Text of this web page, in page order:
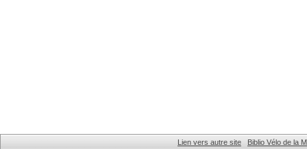
Lien vers autre site Biblio Vélo de la